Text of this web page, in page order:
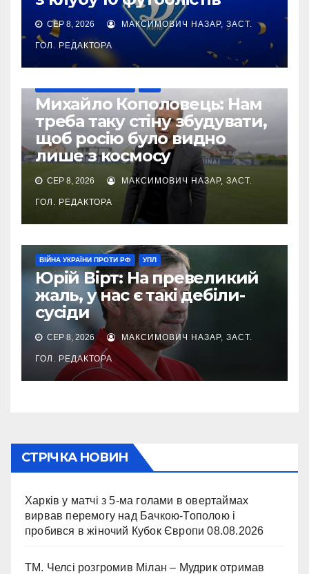
СЕР 8, 2026 МАКСИМОВИЧ НАЗАР, ЗАСТ.
ГОЛ. РЕДАКТОРА
Михайло Кополовець: Нам
треба таку стіну збудувати,
щоб росію було видно
лише з космосу
СЕР 8, 2026 МАКСИМОВИЧ НАЗАР, ЗАСТ.
ГОЛ. РЕДАКТОРА
ВІЙНА УКРАЇНИ ПРОТИ РФ УПЛ
Юрій Вірт: На превеликий
жаль, у нас є такі дебіли-
сусіди
СЕР 8, 2026 МАКСИМОВИЧ НАЗАР, ЗАСТ.
ГОЛ. РЕДАКТОРА
СТРІЧКА НОВИН
Харків у матчі з 5-ма голами в овертаймах
вирвав перемогу над Бачкою-Тополою і
пробився в жіночий Кубок Європи 08.08.2026
ТМ. Челсі розгромив Мілан – Мудрик отримав